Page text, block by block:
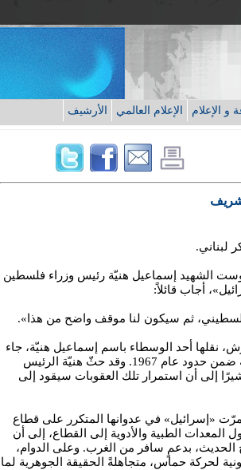
و الإعلام الإعلام العالمي الأرشيف
لبناني.
بوست الشهيد إسماعيل هنيّة رئيس وزراء فلسطين
أجاب قائلاً:
ثم سيكون لنا موقف واضح من هذا».
نقلها أحد الوسطاء باسم إسماعيل هنيّة، جاء
فيها: إن الحركة لا تمانع في إقامة دولة فلسطينية ضمن حدود عام 1967. وقد حثّ هنيّة الرئيس
إلى أن استمرار تلك العقوبات سيقود إلى
«إسرائيل» في عدوانها المتكرر على قطاع
الطبية والأدوية إلى القطاع، إلى أن
الحديث، بدعمٍ سافر من الغرب. وعلى الدوام،
لحركة حماس، متجاهلةً الحقيقة الجوهرية لما